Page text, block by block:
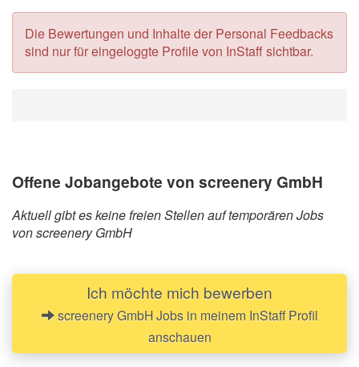
Die Bewertungen und Inhalte der Personal Feedbacks
sind nur für eingeloggte Profile von InStaff sichtbar.
Offene Jobangebote von screenery GmbH
Aktuell gibt es keine freien Stellen auf temporären Jobs
von screenery GmbH
Ich möchte mich bewerben
screenery GmbH Jobs in meinem InStaff Profil
anschauen